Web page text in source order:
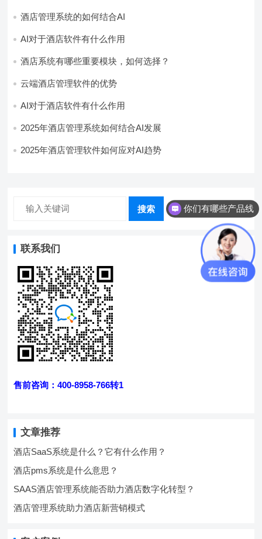
酒店管理系统的如何结合AI
AI对于酒店软件有什么作用
酒店系统有哪些重要模块，如何选择？
云端酒店管理软件的优势
AI对于酒店软件有什么作用
2025年酒店管理系统如何结合AI发展
2025年酒店管理软件如何应对AI趋势
搜索
联系我们
售前咨询：400-8958-766转1
文章推荐
酒店SaaS系统是什么？它有什么作用？
酒店pms系统是什么意思？
SAAS酒店管理系统能否助力酒店数字化转型？
酒店管理系统助力酒店新营销模式
你们有哪些产品线